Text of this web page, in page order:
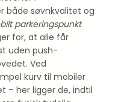
både søvnkvalitet og
parkerings­punkt
for, at alle får
uden push-
Ved
kurv til mobiler
– her ligger de, indtil